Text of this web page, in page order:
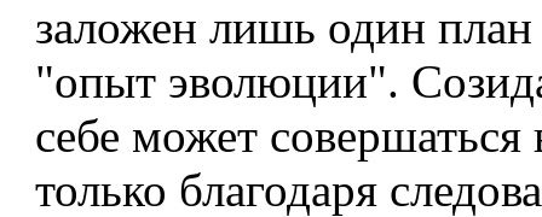
заложен лишь один
"опыт эволюции".
себе может
только благодаря